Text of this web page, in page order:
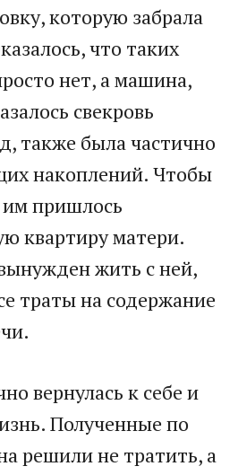
которую забрала
что таких
нет, а машина,
свекровь
также была частично
накоплений. Чтобы
им пришлось
квартиру матери.
жить с ней,
траты на содержание
вернулась к себе и
Полученные по
решили не тратить, а